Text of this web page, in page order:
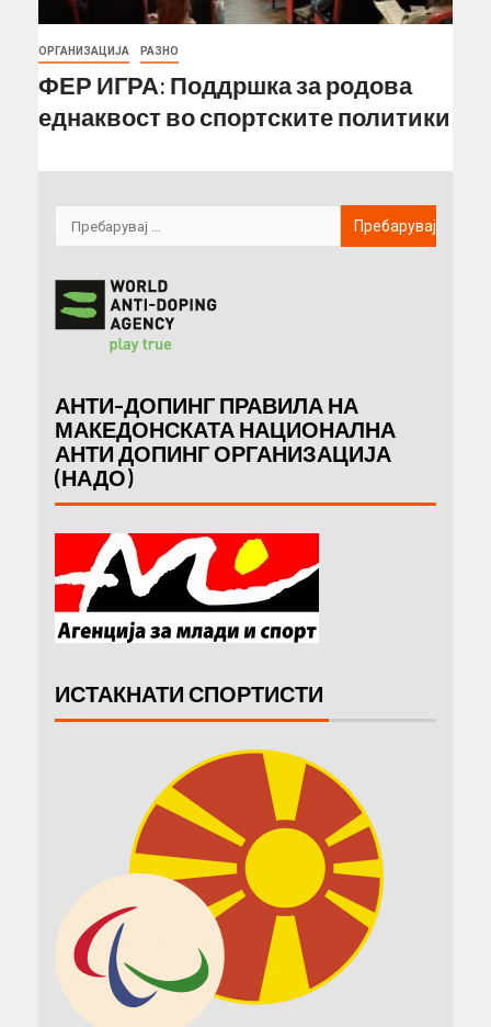
ОРГАНИЗАЦИЈА РАЗНО
ФЕР ИГРА: Поддршка за родова
еднаквост во спортските политики
АНТИ-ДОПИНГ ПРАВИЛА НА
МАКЕДОНСКАТА НАЦИОНАЛНА
АНТИ ДОПИНГ ОРГАНИЗАЦИЈА
(НАДО)
ИСТАКНАТИ СПОРТИСТИ